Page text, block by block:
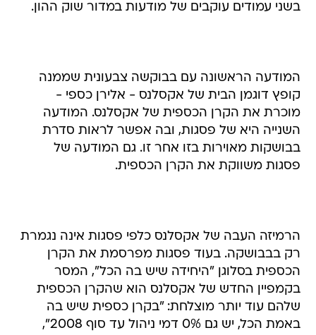
בשני עמודים עוקבים של מודעות במדור שוק ההון.
המודעה הראשונה עם בבוקשה צבעונית שממנה
קופץ דוגמן הבית של אקסלנס - אלירן כספי -
מוכרת את הקרן הכספית של אקסלנס. המודעה
השנייה היא של פסגות, ובה אפשר לראות סדרת
בבושקות מאוירות בזו אחר זו. גם המודעה של
פסגות משווקת את הקרן הכספית.
הרמיזה העבה של אקסלנס כלפי פסגות אינה נגמרת
רק בבבושקה. בעוד פסגות מפרסמת את הקרן
הכספית בסלוגן "היחידה שיש בה הכל", המסר
בקמפיין החדש של אקסלנס הוא שהקרן הכספית
שלהם עוד יותר מוצלחת: "בקרן כספית שיש בה
באמת הכל, יש גם 0% דמי ניהול עד סוף 2008",